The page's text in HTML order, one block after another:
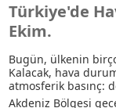
Türkiye'de
Ekim.
Bugün, ülkenin
Kalacak, hava
atmosferik basınç:
Akdeniz Bölgesi